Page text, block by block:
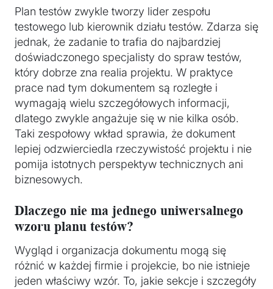
Plan testów zwykle tworzy lider zespołu
testowego lub kierownik działu testów. Zdarza się
jednak, że zadanie to trafia do najbardziej
doświadczonego specjalisty do spraw testów,
który dobrze zna realia projektu. W praktyce
prace nad tym dokumentem są rozległe i
wymagają wielu szczegółowych informacji,
dlatego zwykle angażuje się w nie kilka osób.
Taki zespołowy wkład sprawia, że dokument
lepiej odzwierciedla rzeczywistość projektu i nie
pomija istotnych perspektyw technicznych ani
biznesowych.
Dlaczego nie ma jednego uniwersalnego
wzoru planu testów?
Wygląd i organizacja dokumentu mogą się
różnić w każdej firmie i projekcie, bo nie istnieje
jeden właściwy wzór. To, jakie sekcje i szczegóły